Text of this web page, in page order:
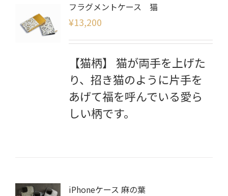
フラグメントケース 猫
¥13,200
【猫柄】 猫が両手を上げた
り、招き猫のように片手を
あげて福を呼んでいる愛ら
しい柄です。
iPhoneケース 麻の葉